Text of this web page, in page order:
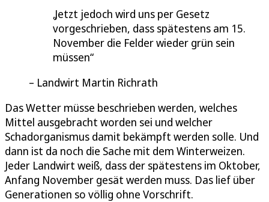
Jetzt jedoch wird uns per Gesetz
vorgeschrieben, dass spätestens am 15.
November die Felder wieder grün sein
müssen
Landwirt Martin Richrath
Das Wetter müsse beschrieben werden, welches
Mittel ausgebracht worden sei und welcher
Schadorganismus damit bekämpft werden solle. Und
dann ist da noch die Sache mit dem Winterweizen.
Jeder Landwirt weiß, dass der spätestens im Oktober,
Anfang November gesät werden muss. Das lief über
Generationen so völlig ohne Vorschrift.